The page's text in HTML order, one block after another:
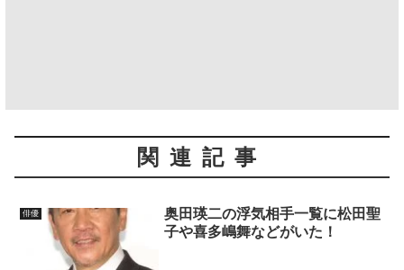
関連記事
俳優
奥田瑛二の浮気相手一覧に松田聖
子や喜多嶋舞などがいた！